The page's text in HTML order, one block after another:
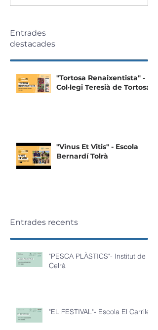
Entrades
destacades
"Tortosa Renaixentista" -
Col·legi Teresià de Tortosa
"Vinus Et Vitis" - Escola
Bernardí Tolrà
Entrades recents
"PESCA PLÀSTICS"- Institut de
Celrà
"EL FESTIVAL"- Escola El Carrilet